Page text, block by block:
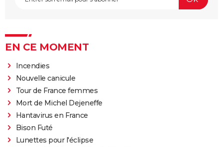
EN CE MOMENT
Incendies
Nouvelle canicule
Tour de France femmes
Mort de Michel Dejeneffe
Hantavirus en France
Bison Futé
Lunettes pour l'éclipse